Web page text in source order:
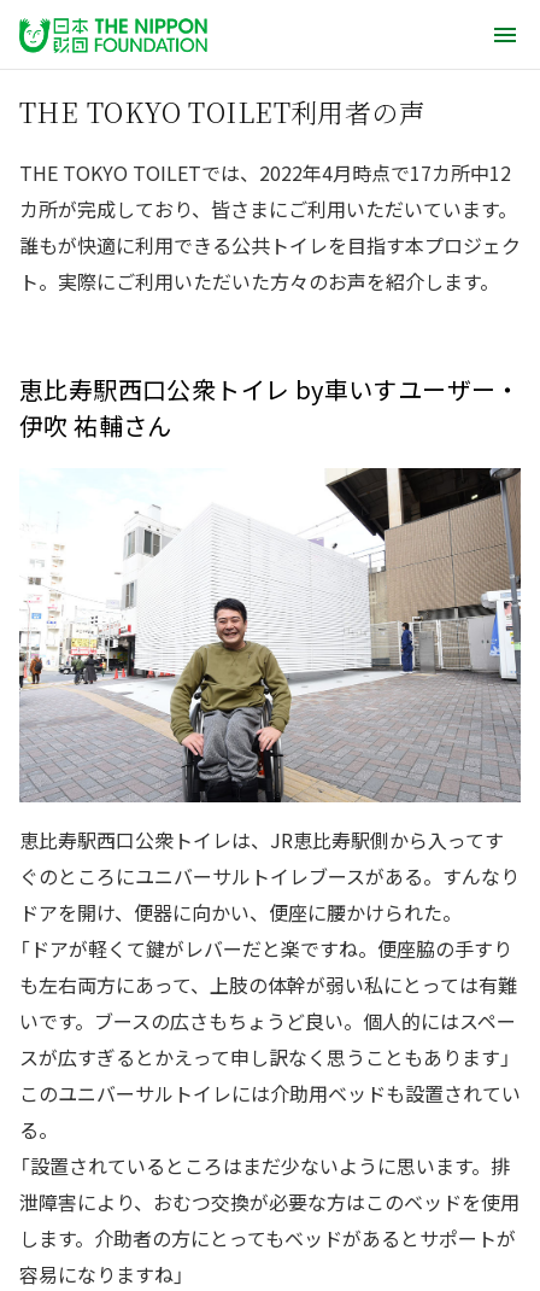
THE TOKYO TOILET利用者の声
THE TOKYO TOILETでは、2022年4月時点で17カ所中12
カ所が完成しており、皆さまにご利用いただいています。
誰もが快適に利用できる公共トイレを目指す本プロジェク
ト。実際にご利用いただいた方々のお声を紹介します。
恵比寿駅西口公衆トイレ by車いすユーザー・
伊吹 祐輔さん
恵比寿駅西口公衆トイレは、JR恵比寿駅側から入ってす
ぐのところにユニバーサルトイレブースがある。すんなり
ドアを開け、便器に向かい、便座に腰かけられた。
「ドアが軽くて鍵がレバーだと楽ですね。便座脇の手すり
も左右両方にあって、上肢の体幹が弱い私にとっては有難
いです。ブースの広さもちょうど良い。個人的にはスペー
スが広すぎるとかえって申し訳なく思うこともあります」
このユニバーサルトイレには介助用ベッドも設置されてい
る。
「設置されているところはまだ少ないように思います。排
泄障害により、おむつ交換が必要な方はこのベッドを使用
します。介助者の方にとってもベッドがあるとサポートが
容易になりますね」